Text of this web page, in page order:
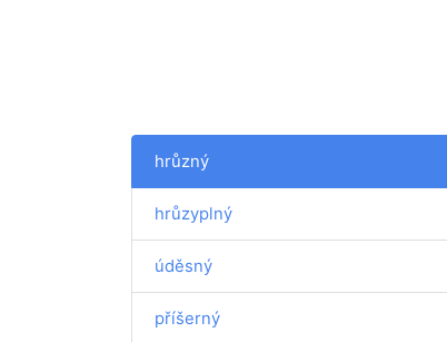
hrůzný
hrůzyplný
úděsný
příšerný